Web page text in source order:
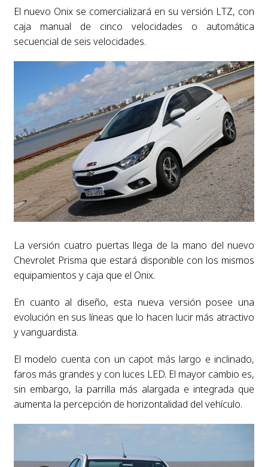
El nuevo Onix se comercializará en su versión LTZ, con
caja manual de cinco velocidades o automática
secuencial de seis velocidades.
La versión cuatro puertas llega de la mano del nuevo
Chevrolet Prisma que estará disponible con los mismos
equipamientos y caja que el Onix.
En cuanto al diseño, esta nueva versión posee una
evolución en sus líneas que lo hacen lucir más atractivo
y vanguardista.
El modelo cuenta con un capot más largo e inclinado,
faros más grandes y con luces LED. El mayor cambio es,
sin embargo, la parrilla más alargada e integrada que
aumenta la percepción de horizontalidad del vehículo.